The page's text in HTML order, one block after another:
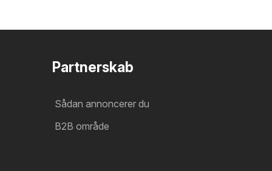
Partnerskab
Sådan annoncerer du
B2B område